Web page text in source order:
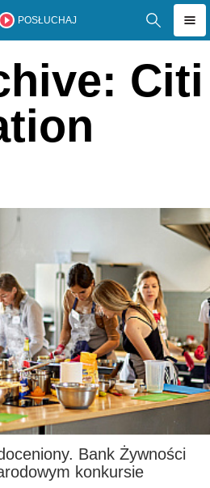
POSŁUCHAJ
Citi
Bank Żywności
konkursie